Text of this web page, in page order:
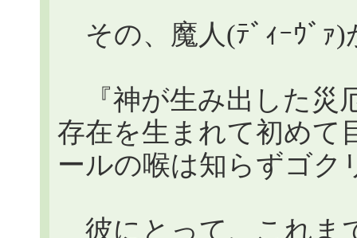
その、魔人(ﾃﾞｨｰｳﾞ
『神が生み出した災
存在を生まれて初めて
ールの喉は知らずゴク
彼にとって、これま